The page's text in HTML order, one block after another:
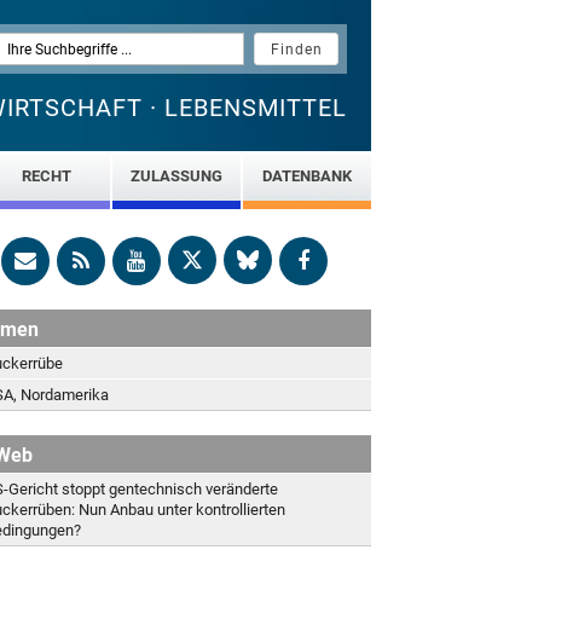
· LEBENSMITTEL
RECHT ZULASSUNG DATENBANK
Nordamerika
Gericht stoppt gentechnisch veränderte
Nun Anbau unter kontrollierten